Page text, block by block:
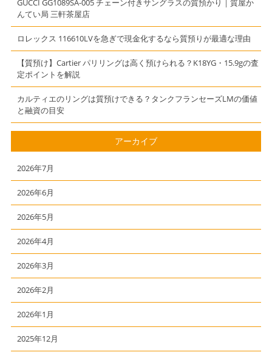
GUCCI GG1089SA-005 チェーン付きサングラスの質預かり｜質屋か
んてい局 三軒茶屋店
ロレックス 116610LVを急ぎで現金化するなら質預りが最適な理由
【質預け】Cartier パリリングは高く預けられる？K18YG・15.9gの査
定ポイントを解説
カルティエのリングは質預けできる？タンクフランセーズLMの価値
と融資の目安
アーカイブ
2026年7月
2026年6月
2026年5月
2026年4月
2026年3月
2026年2月
2026年1月
2025年12月